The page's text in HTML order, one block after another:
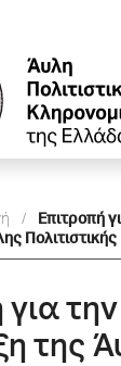
/
Επιτροπή
της